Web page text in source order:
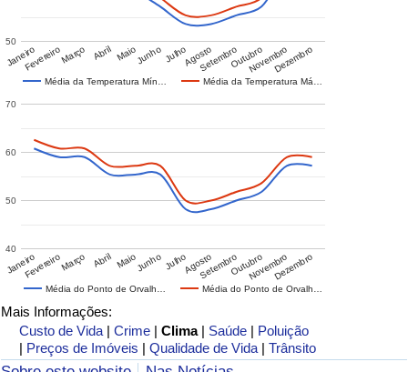
Média da Temperatura Mín… Média da Temperatura Má…
JaneiroFevereiroMarço Abril MaioJunho JulhoAgostoSetembroOutubroNovembroDezembro
50
Média do Ponto de Orvalh… Média do Ponto de Orvalh…
JaneiroFevereiroMarço Abril MaioJunho JulhoAgostoSetembroOutubroNovembroDezembro
40
50
60
70
Mais Informações:
Custo de Vida |Crime |Clima | Saúde | Poluição
| Preços de Imóveis |Qualidade de Vida |Trânsito